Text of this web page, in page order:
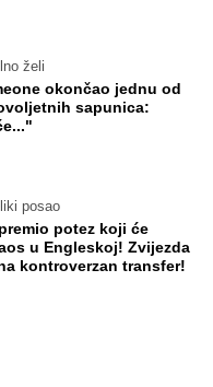
želi
okončao jednu od
sapunica:
posao
potez koji će
u Engleskoj! Zvijezda
kontroverzan transfer!